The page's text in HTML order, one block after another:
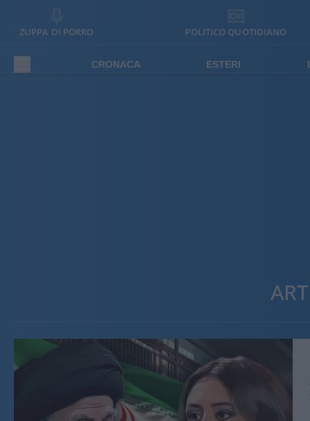
ZUPPA DI PORRO POLITICO QUOTIDIANO
CRONACA ESTERI